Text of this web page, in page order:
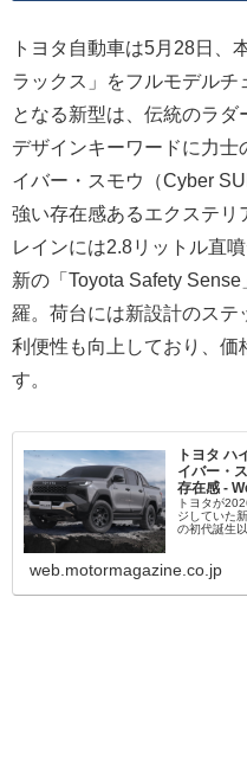
トヨタ自動車は5月28日、
ラックス」をフルモデルチ
となる新型は、伝統のラダ
デザインキーワードに力
イバー・スモウ（Cyber
強い存在感あるエクステリ
レインには2.8リットル直
新の「Toyota Safety
羅。荷台には新設計のス
利便性も向上しており、価
す。
トヨタ
イバー・
存在感 -
トヨタが
ジしていた
の初代誕生
web.motormagazine.co.jp